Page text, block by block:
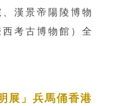
漢景帝陽陵博物
考古博物館）全
展」兵馬俑香港